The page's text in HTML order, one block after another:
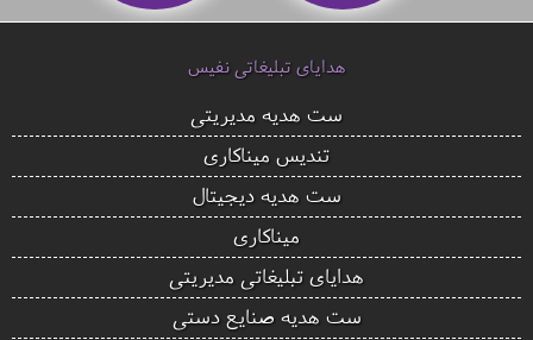
هدایای تبلیغاتی نفیس
ست هدیه مدیریتی
تندیس میناکاری
ست هدیه دیجیتال
میناکاری
هدایای تبلیغاتی مدیریتی
ست هدیه صنایع دستی